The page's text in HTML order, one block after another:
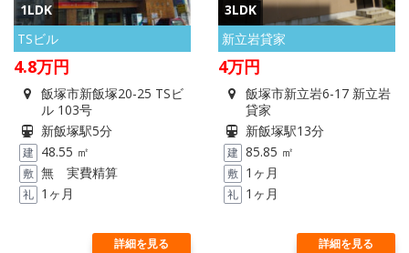
1LDK
TSビル
4.8万円
飯塚市新飯塚20-25 TSビ
ル 103号
新飯塚駅5分
建 48.55 ㎡
敷 無 実費精算
礼 1ヶ月
詳細を見る
3LDK
新立岩貸家
4万円
飯塚市新立岩6-17 新立岩
貸家
新飯塚駅13分
建 85.85 ㎡
敷 1ヶ月
礼 1ヶ月
詳細を見る